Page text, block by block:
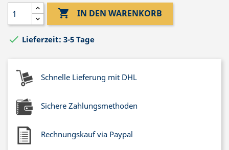
 IN DEN WARENKORB
 Lieferzeit: 3-5 Tage
Schnelle Lieferung mit DHL
Sichere Zahlungsmethoden
Rechnungskauf via Paypal